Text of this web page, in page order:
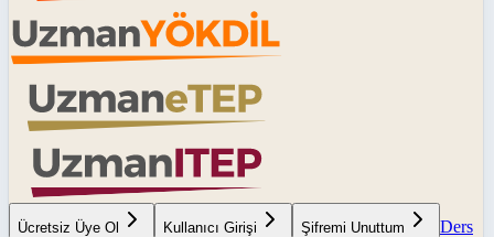
Ücretsiz Üye Ol Kullanıcı Girişi Şifremi Unuttum
Ders